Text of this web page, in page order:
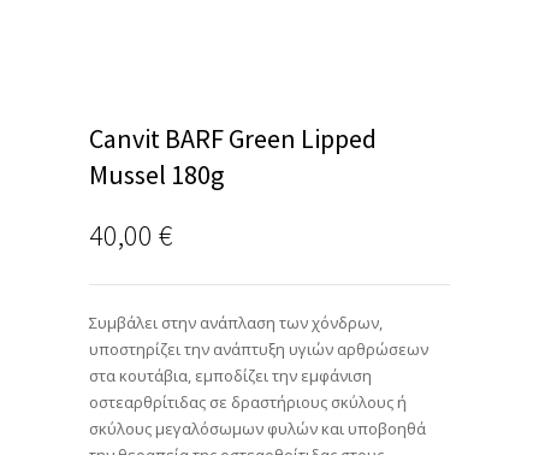
Canvit BARF Green Lipped
Mussel 180g
40,00 €
Συμβάλει στην ανάπλαση των χόνδρων,
υποστηρίζει την ανάπτυξη υγιών αρθρώσεων
στα κουτάβια, εμποδίζει την εμφάνιση
οστεαρθρίτιδας σε δραστήριους σκύλους ή
σκύλους μεγαλόσωμων φυλών και υποβοηθά